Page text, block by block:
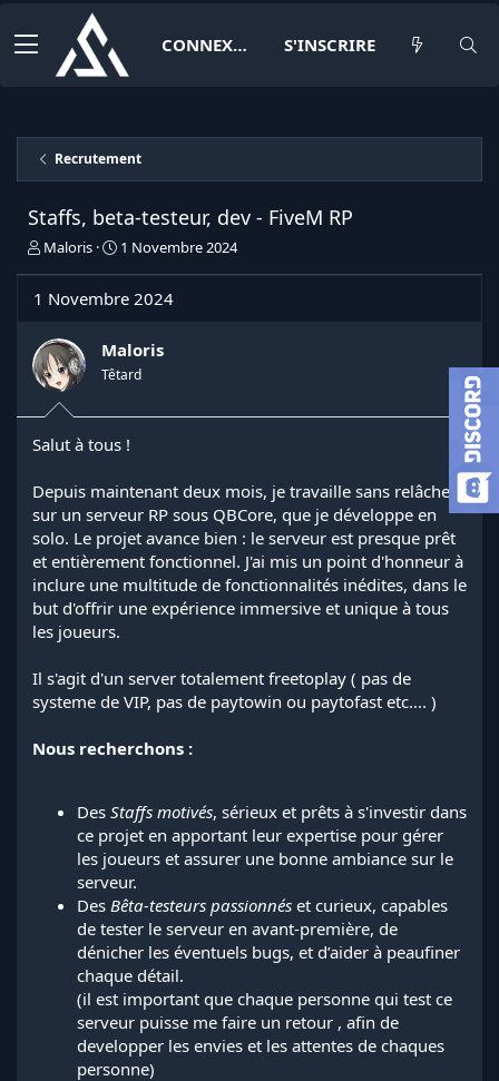
CONNEXION S'INSCRIRE
Recrutement
Staffs, beta-testeur, dev - FiveM RP
I
a
t
e
u
d
l
d
i
s
c
u
s
o
n
Maloris
D
e
e
é
t
1 Novembre 2024
1 Novembre 2024
Maloris
Têtard
Salut à tous !
Depuis maintenant deux mois, je travaille sans relâche
sur un serveur RP sous QBCore, que je développe en
solo. Le projet avance bien : le serveur est presque prêt
et entièrement fonctionnel. J'ai mis un point d'honneur à
inclure une multitude de fonctionnalités inédites, dans le
but d'offrir une expérience immersive et unique à tous
les joueurs.
Il s'agit d'un server totalement freetoplay ( pas de
systeme de VIP, pas de paytowin ou paytofast etc.... )
Nous recherchons :
Des Staffs motivés, sérieux et prêts à s'investir dans
ce projet en apportant leur expertise pour gérer
les joueurs et assurer une bonne ambiance sur le
serveur.
Des Bêta-testeurs passionnés et curieux, capables
de tester le serveur en avant-première, de
dénicher les éventuels bugs, et d’aider à peaufiner
chaque détail.
(il est important que chaque personne qui test ce
serveur puisse me faire un retour , afin de
developper les envies et les attentes de chaques
personne)